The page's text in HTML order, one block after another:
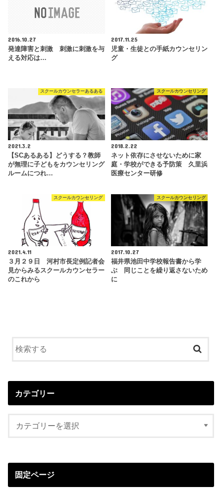
2016.10.27
発達障害と刺激 刺激に刺激を与
える対応は…
2017.11.25
児童・生徒との手紙カウンセリン
グ
スクールカウンセラーあるある
2021.3.2
【SCあるある】どうする？教師
が無理に子どもをカウンセリング
ルームにつれ…
スクールカウンセリング
2018.2.22
ネット依存にさせないために家
庭・学校ができる予防策 久里浜
医療センター研修
スクールカウンセリング
2021.4.11
３月２９日 河村市長定例記者会
見からみるスクールカウンセラー
のこれから
スクールカウンセリング
2017.10.27
福井県池田中学校報告書から学
ぶ 同じことを繰り返さないため
に
カテゴリー
固定ページ